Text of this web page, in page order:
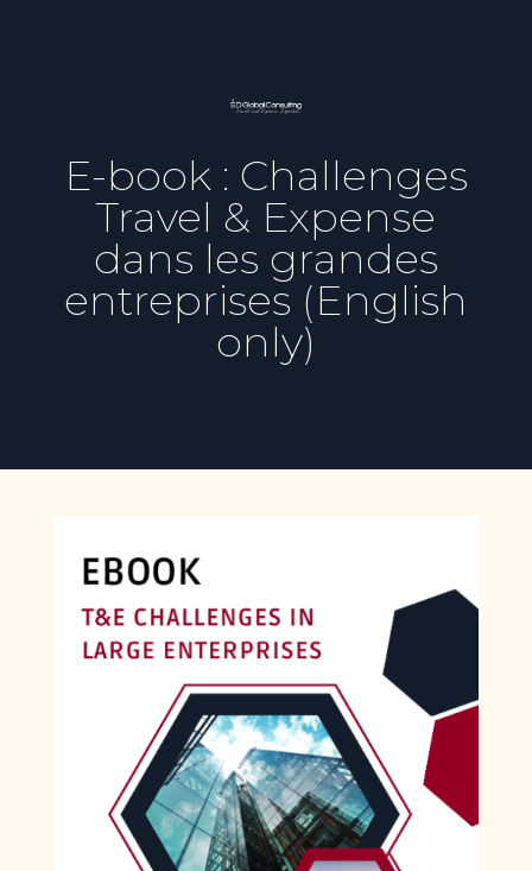
E-book : Challenges
Travel & Expense
dans les grandes
entreprises (English
only)